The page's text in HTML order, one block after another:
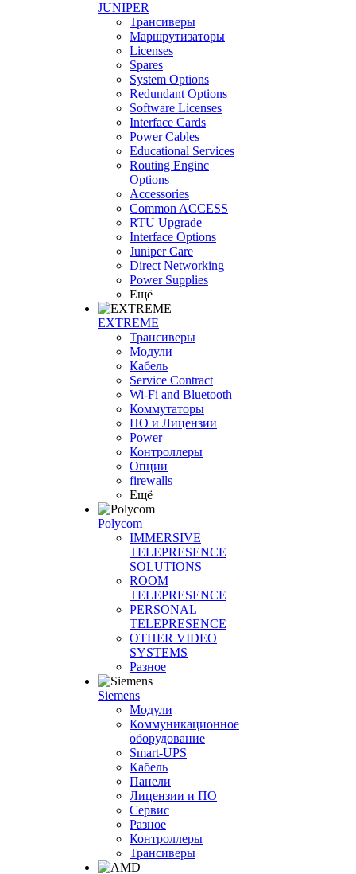
JUNIPER
Трансиверы
Маршрутизаторы
Licenses
Spares
System Options
Redundant Options
Software Licenses
Interface Cards
Power Cables
Educational Services
Routing Enginc
Options
Accessories
Common ACCESS
RTU Upgrade
Interface Options
Juniper Care
Direct Networking
Power Supplies
Ещё
EXTREME
Трансиверы
Модули
Кабель
Service Contract
Wi-Fi and Bluetooth
Коммутаторы
ПО и Лицензии
Power
Контроллеры
Опции
firewalls
Ещё
Polycom
IMMERSIVE
TELEPRESENCE
SOLUTIONS
ROOM
TELEPRESENCE
PERSONAL
TELEPRESENCE
OTHER VIDEO
SYSTEMS
Разное
Siemens
Модули
Коммуникационное
оборудование
Smart-UPS
Кабель
Панели
Лицензии и ПО
Сервис
Разное
Контроллеры
Трансиверы